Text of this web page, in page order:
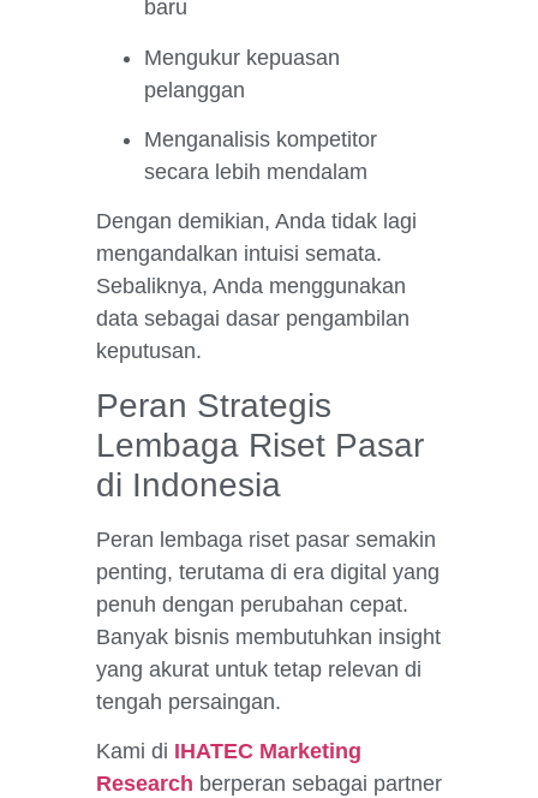
baru
Mengukur kepuasan
pelanggan
Menganalisis kompetitor
secara lebih mendalam
Dengan demikian, Anda tidak lagi
mengandalkan intuisi semata.
Sebaliknya, Anda menggunakan
data sebagai dasar pengambilan
keputusan.
Peran Strategis
Lembaga Riset Pasar
di Indonesia
Peran lembaga riset pasar semakin
penting, terutama di era digital yang
penuh dengan perubahan cepat.
Banyak bisnis membutuhkan insight
yang akurat untuk tetap relevan di
tengah persaingan.
Kami di IHATEC Marketing
Research berperan sebagai partner